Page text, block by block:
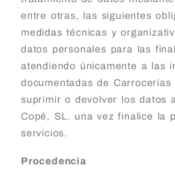
entre otras, las siguientes
medidas técnicas y
datos personales para las
atendiendo únicamente a las
documentadas de
suprimir o devolver los datos
Copé, SL. una vez finalice la
servicios.
Procedencia